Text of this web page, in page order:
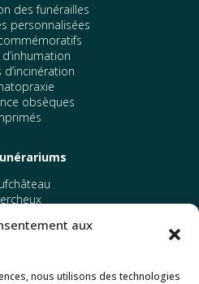
aux
nous utilisons des technologies
des funérailles
personnalisées
d’inhumation
d’incinération
obsèques